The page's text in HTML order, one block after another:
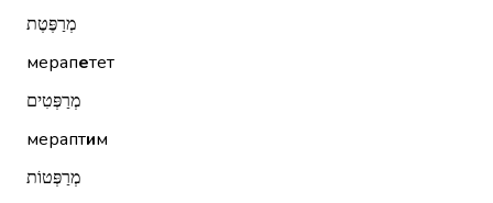
מְרַפֶּטֶת
мерапетет
מְרַפְּטִים
мераптим
מְרַפְּטוֹת